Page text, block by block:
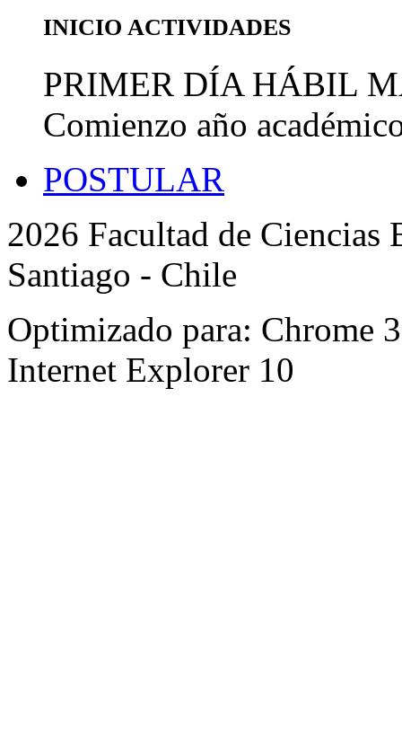
INICIO ACTIVIDADES
PRIMER DÍA HÁBIL
Comienzo año
POSTULAR
2026 Facultad de
Santiago - Chile
Optimizado para: Chrome
Internet Explorer 10